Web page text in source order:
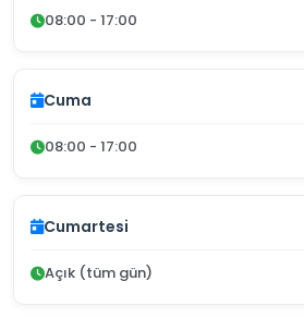
08:00 - 17:00
Cuma
08:00 - 17:00
Cumartesi
Açık (tüm gün)